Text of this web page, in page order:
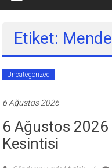
Etiket:
Uncategorized
6 Ağustos 2026
6 Ağustos 2026
Kesintisi